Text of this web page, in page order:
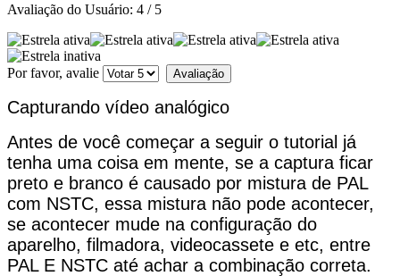
Avaliação do Usuário: 4 / 5
Por favor, avalie
Capturando vídeo analógico
Antes de você começar a seguir o tutorial já
tenha uma coisa em mente, se a captura ficar
preto e branco é causado por mistura de PAL
com NSTC, essa mistura não pode acontecer,
se acontecer mude na configuração do
aparelho, filmadora, videocassete e etc, entre
PAL E NSTC até achar a combinação correta.